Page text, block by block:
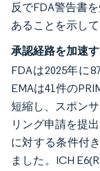
反でFDA警告書
あることを示して
承認経路を加速
FDAは2025年に
EMAは41件の
短縮し、スポン
リング申請を提
に対する条件付
ました。ICH